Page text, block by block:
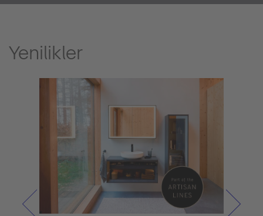
Yenilikler